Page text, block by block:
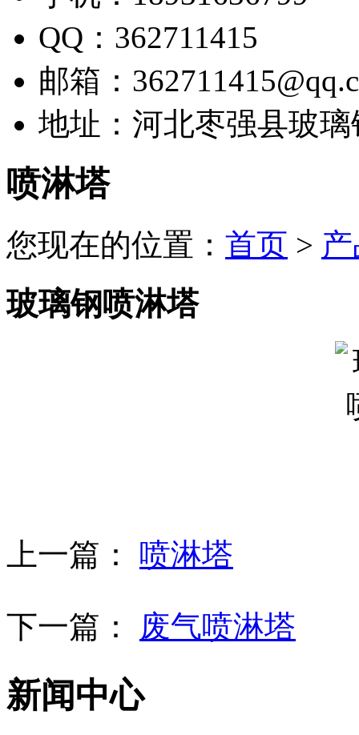
QQ：362711415
邮箱：
地址：河北枣强县玻
喷淋塔
您现在的位置： 首页 >
玻璃钢喷淋塔
上一篇： 喷淋塔
下一篇： 废气喷淋塔
新闻中心